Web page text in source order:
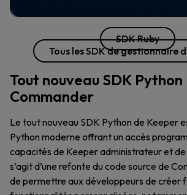
SDK Ruby
Tous les SDK de gestionnaire
Tout nouveau SDK Python
Commander
Le tout nouveau SDK Python de Keeper
Python moderne offrant un accès
capacités de Keeper administrateur et
s’agit d’une refonte du code source de
de permettre aux développeurs de créer